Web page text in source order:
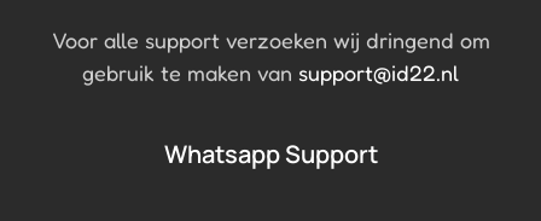
Voor alle support verzoeken wij dringend om
gebruik te maken van support@id22.nl
Whatsapp Support